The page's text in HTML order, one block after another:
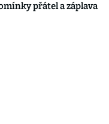
přátel a záplava